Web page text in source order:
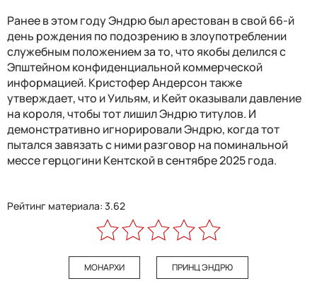
Ранее в этом году Эндрю был арестован в свой 66-й
день рождения по подозрению в злоупотреблении
служебным положением за то, что якобы делился с
Эпштейном конфиденциальной коммерческой
информацией. Кристофер Андерсон также
утверждает, что и Уильям, и Кейт оказывали давление
на короля, чтобы тот лишил Эндрю титулов. И
демонстративно игнорировали Эндрю, когда тот
пытался завязать с ними разговор на поминальной
мессе герцогини Кентской в сентябре 2025 года.
Рейтинг материала: 3.62
МОНАРХИ ПРИНЦ ЭНДРЮ